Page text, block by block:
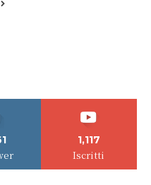
1,117
Iscritti